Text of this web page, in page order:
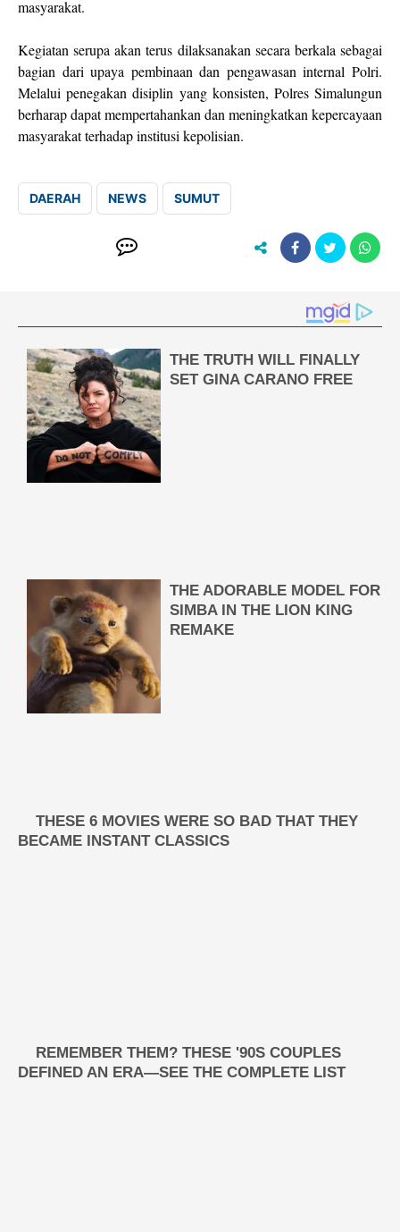
masyarakat.
Kegiatan serupa akan terus dilaksanakan secara berkala sebagai
bagian dari upaya pembinaan dan pengawasan internal Polri.
Melalui penegakan disiplin yang konsisten, Polres Simalungun
berharap dapat mempertahankan dan meningkatkan kepercayaan
masyarakat terhadap institusi kepolisian.
DAERAH NEWS SUMUT